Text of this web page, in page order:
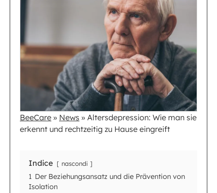
BeeCare » News » Altersdepression: Wie man sie
erkennt und rechtzeitig zu Hause eingreift
Indice nascondi
1 Der Beziehungsansatz und die Prävention von
Isolation